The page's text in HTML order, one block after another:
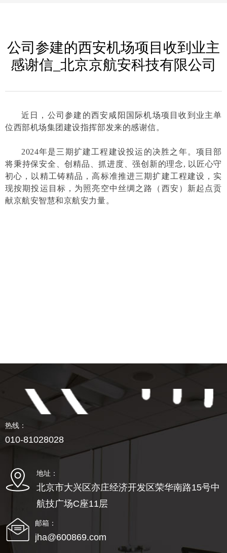
公司参建的西安机场项目收到业主
感谢信_北京京航安科技有限公司
近日，公司参建的西安咸阳国际机场项目收到业主单
位西部机场集团建设指挥部发来的感谢信。
2024年是三期扩建工程建设投运的决胜之年。项目部
将秉持保安全、创精品、抓进度、强创新的理念, 以匠心守
初心，以精工铸精品，高标准推进三期扩建工程建设，实
现按期投运目标，为照亮空中丝绸之路（西安）新起点贡
献京航安智慧和京航安力量。
热线：
010-81028028
地址：
北京市大兴区亦庄经济开发区荣华南路15号中
航技广场C座11层
邮箱：
jha@600869.com